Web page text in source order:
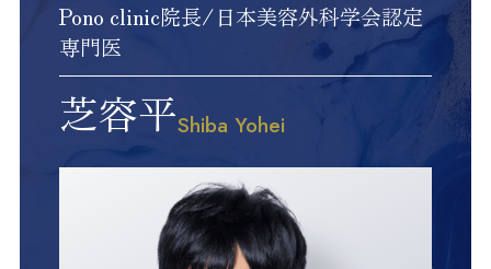
Pono clinic院長/日本美容外科学会認定
専門医
芝容平Shiba Yohei